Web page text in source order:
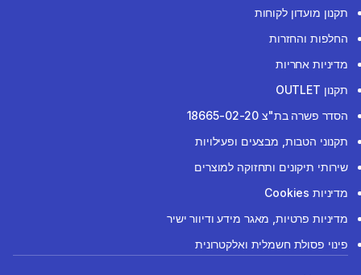
תקנון מועדון לקוחות
החלפות והחזרות
מדיניות אחריות
תקנון OUTLET
הסדר פשרה בת"צ 18665-02-20
תקנוני הטבות, מבצעים ופעילויות
שירותי תיקונים ותחזוקה למוצרים
מדיניות Cookies
מדיניות פרטיות, מאגר מידע ודיוור ישיר
פינוי פסולת חשמלית ואלקטרונית